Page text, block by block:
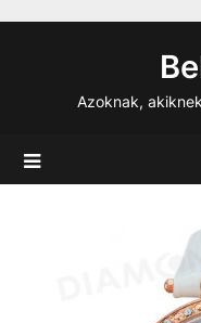
Azoknak,